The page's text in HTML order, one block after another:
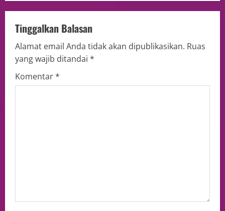
Tinggalkan Balasan
Alamat email Anda tidak akan dipublikasikan. Ruas
yang wajib ditandai *
Komentar*